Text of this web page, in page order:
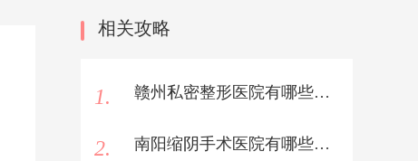
相关攻略
1. 赣州私密整形医院有哪些医院好？
2. 南阳缩阴手术医院有哪些医院好？